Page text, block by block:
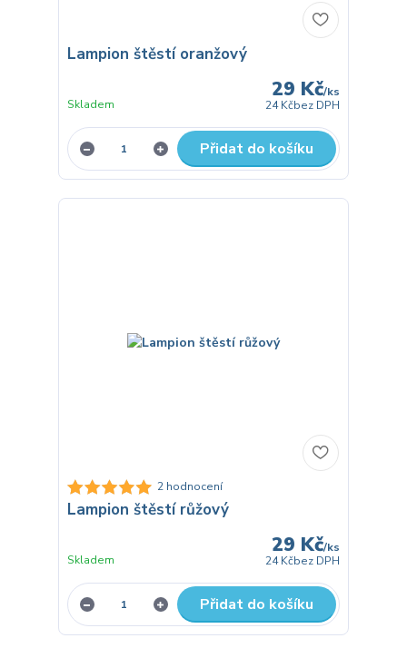
Lampion štěstí oranžový
29 Kč/ks
24 Kčbez DPH
Skladem
Přidat do košíku
2 hodnocení
Lampion štěstí růžový
29 Kč/ks
24 Kčbez DPH
Skladem
Přidat do košíku